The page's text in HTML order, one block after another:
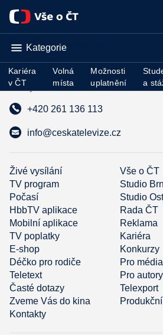
Kategorie
Kariéra
v ČT
Volná
místa
Možnosti
uplatnění
a
Divácké centrum
každý všední den: 7:30—17:30
+420 261 136 113
info@ceskatelevize.cz
Živé vysílání
Vše o ČT
TV program
Studio
Počasí
Studio
HbbTV aplikace
Rada ČT
Mobilní aplikace
Reklama
TV poplatky
Kariéra
E-shop
Konkurzy
Déčko pro rodiče
Pro média
Teletext
Pro autory
Časté dotazy
Telexport
Zveme Vás do kina
Kontakty